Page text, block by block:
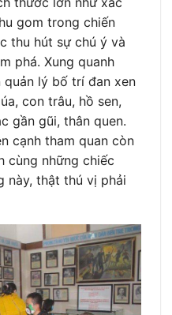
gom trong chiến
thu hút sự chú ý và
phá. Xung quanh
lý bố trí đan xen
con trâu, hồ sen,
gần gũi, thân quen.
cạnh tham quan còn
cùng những chiếc
này, thật thú vị phải